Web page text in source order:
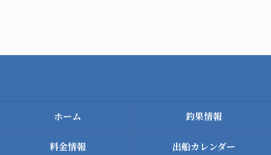
ホーム 釣果情報
料金情報 出船カレンダー